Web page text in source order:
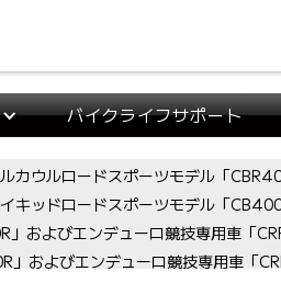
バイクライフサポート